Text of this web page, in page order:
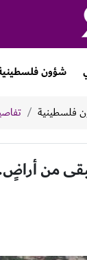
شؤون
فلسطينية
تبقى من